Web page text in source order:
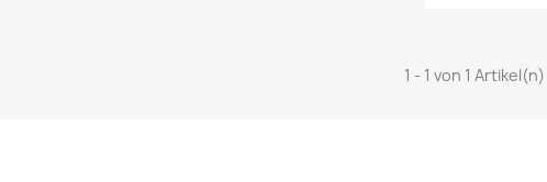
1 - 1 von 1 Artikel(n)